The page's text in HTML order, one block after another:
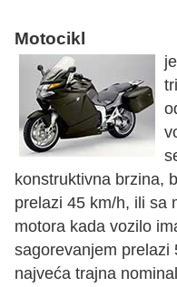
Motocikl
konstruktivna brzina,
prelazi 45 km/h, ili sa
motora kada vozilo
sagorevanjem prelazi
najveća trajna